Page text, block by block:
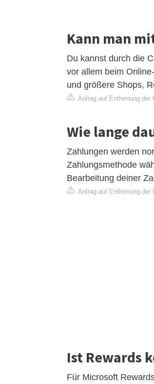
Kann man
Du kannst durch die
vor allem beim
und größere Shops,
Antrag auf Entfernung der
Wie lange
Zahlungen werden
Zahlungsmethode
Bearbeitung deiner
Antrag auf Entfernung der
Ist Rewards
Für Microsoft